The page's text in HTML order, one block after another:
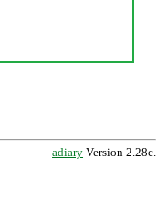
adiary Version 2.28c.